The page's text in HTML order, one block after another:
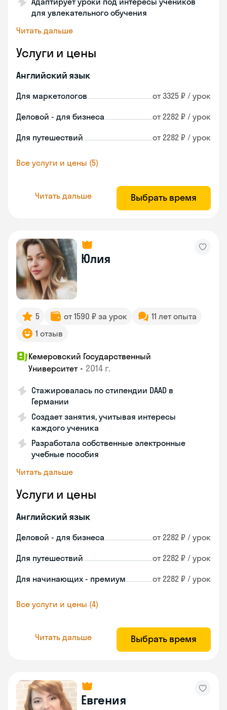
для увлекательного обучения
Читать дальше
Услуги и цены
Английский язык
Для маркетологов от 3325 ₽ / урок
Деловой - для бизнеса от 2282 ₽ / урок
Для путешествий от 2282 ₽ / урок
Все услуги и цены (5)
Читать дальше Выбрать время
Юлия
5 от 1590 ₽ за урок
11 лет опыта
1 отзыв
Кемеровский Государственный
Университет • 2014 г.
Стажировалась по стипендии DAAD в
Германии
Создает занятия, учитывая интересы
каждого ученика
Разработала собственные электронные
учебные пособия
Читать дальше
Услуги и цены
Английский язык
Деловой - для бизнеса от 2282 ₽ / урок
Для путешествий от 2282 ₽ / урок
Для начинающих - премиум от 2282 ₽ / урок
Все услуги и цены (4)
Читать дальше Выбрать время
Евгения